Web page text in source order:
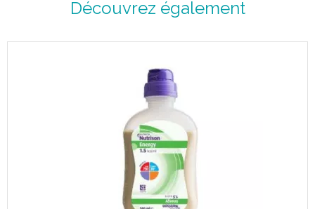
Découvrez également